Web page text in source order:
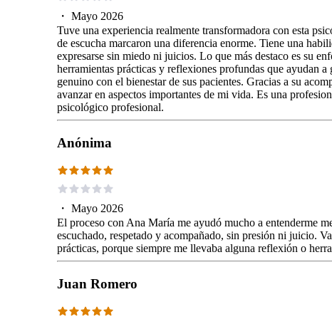
・ Mayo 2026
Tuve una experiencia realmente transformadora con esta
de escucha marcaron una diferencia enorme. Tiene una
expresarse sin miedo ni juicios. Lo que más destaco es su
herramientas prácticas y reflexiones profundas que ayudan
genuino con el bienestar de sus pacientes. Gracias a su
avanzar en aspectos importantes de mi vida. Es una
psicológico profesional.
Anónima
・ Mayo 2026
El proceso con Ana María me ayudó mucho a entenderme
escuchado, respetado y acompañado, sin presión ni juicio.
prácticas, porque siempre me llevaba alguna reflexión o
Juan Romero